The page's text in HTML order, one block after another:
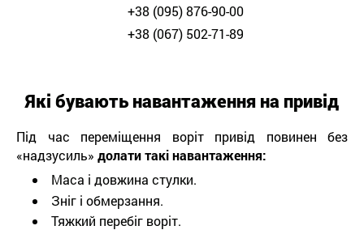
+38 (095) 876-90-00
+38 (067) 502-71-89
Які бувають навантаження на привід
Під час переміщення воріт привід повинен без
«надзусиль» долати такі навантаження:
Маса і довжина стулки.
Зніг і обмерзання.
Тяжкий перебіг воріт.